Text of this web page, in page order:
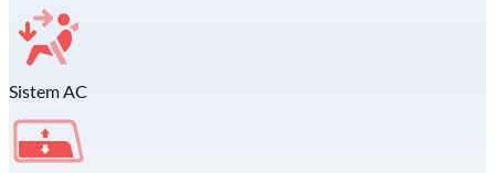
Sistem AC